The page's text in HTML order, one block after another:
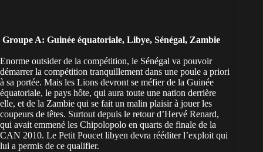
Groupe A: Guinée équatoriale, Libye, Sénégal, Zambie
Enorme outsider de la compétition, le Sénégal va pouvoir
démarrer la compétition tranquillement dans une poule a priori
à sa portée. Mais les Lions devront se méfier de la Guinée
équatoriale, le pays hôte, qui aura toute une nation derrière
elle, et de la Zambie qui se fait un malin plaisir à jouer les
coupeurs de têtes. Surtout depuis le retour d’Hervé Renard,
qui avait emmené les Chipolopolo en quarts de finale de la
CAN 2010. Le Petit Poucet libyen devra rééditer l’exploit qui
lui a permis de ce qualifier.